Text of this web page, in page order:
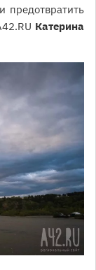
предотвратить
Катерина